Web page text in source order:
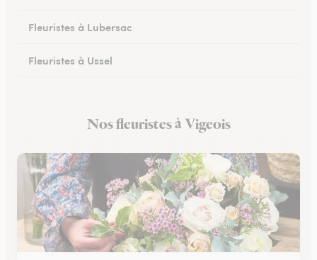
Fleuristes à Lubersac
Fleuristes à Ussel
Fleuristes à TreignacNos fleuristes à Vigeois